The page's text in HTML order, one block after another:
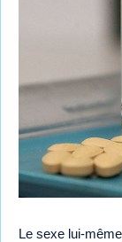
Le sexe lui-